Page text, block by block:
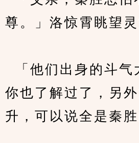
尊。」洛惊霄眺望灵
你也了解过了，另
升，可以说全是秦胜